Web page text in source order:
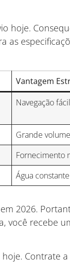
hoje.
as
Vantagem
Navegação
Grande
Fornecimento
Água
2026.
você recebe
hoje. Contrate